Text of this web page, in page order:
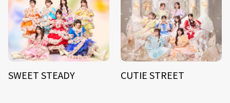
SWEET STEADY CUTIE STREET